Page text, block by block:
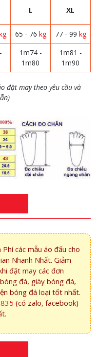
L XL
65 - 76 kg 77 - 99 kg
1m74 -
1m80
1m81 -
1m90
đặt may theo yêu cầu và
Phí các mẫu áo đấu cho
Nhanh Nhất. Giảm
đặt may các đơn
đá, giày bóng đá,
bóng đá loại tốt nhất.
(có zalo, facebook)